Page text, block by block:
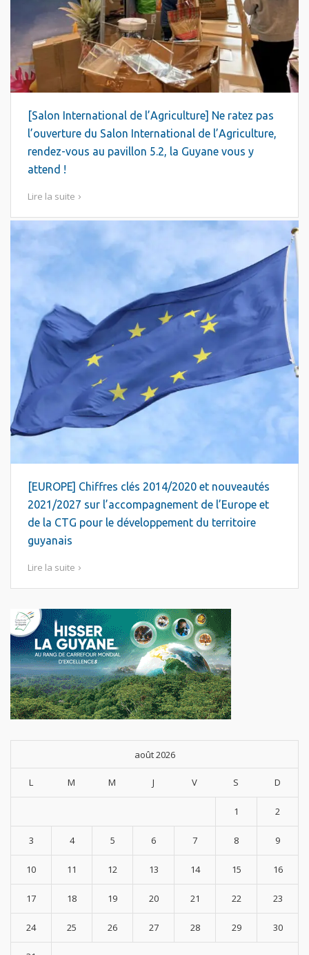
[Salon International de l’Agriculture] Ne ratez pas
l’ouverture du Salon International de l’Agriculture,
rendez-vous au pavillon 5.2, la Guyane vous y
attend !
Lire la suite
[EUROPE] Chiffres clés 2014/2020 et nouveautés
2021/2027 sur l’accompagnement de l’Europe et
de la CTG pour le développement du territoire
guyanais
Lire la suite
août 2026
L M M J V S D
1 2
3 4 5 6 7 8 9
10 11 12 13 14 15 16
17 18 19 20 21 22 23
24 25 26 27 28 29 30